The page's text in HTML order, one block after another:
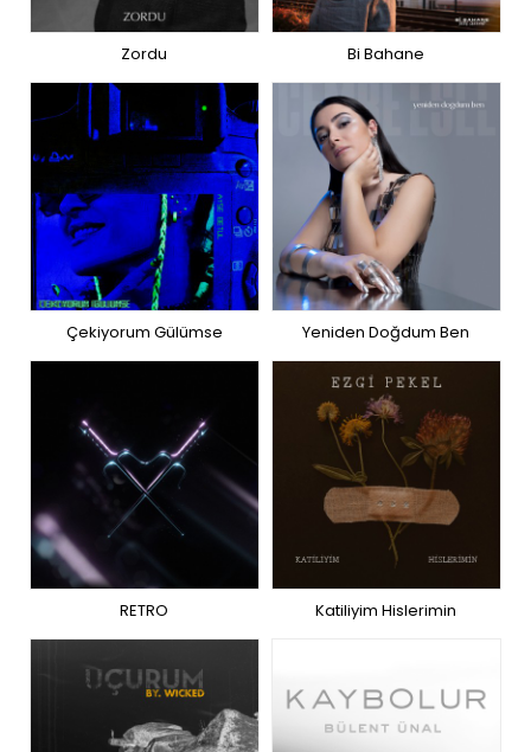
Zordu Bi Bahane
Çekiyorum Gülümse Yeniden Doğdum Ben
RETRO Katiliyim Hislerimin